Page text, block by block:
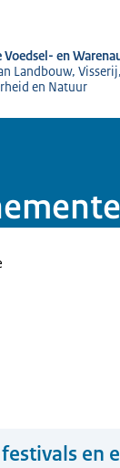
Voedsel- en
Landbouw, Visserij,
en Natuur
en